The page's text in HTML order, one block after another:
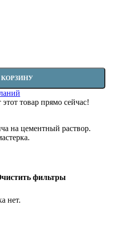
КОРЗИНУ
товар прямо сейчас!
на цементный раствор.
фильтры
нет.